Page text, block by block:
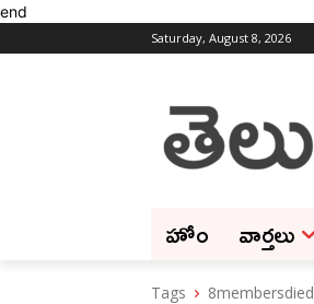
end
Saturday, August 8, 2026
హోం వార్తలు
Tags 8membersdied